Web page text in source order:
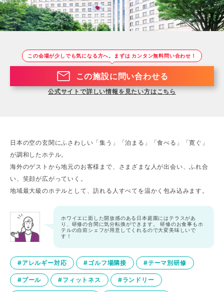
この会場が少しでも気になる方へ。まずは カンタン無料問い合わせ！
この施設に問い合わせる
公式サイトで詳しい情報を見たい方はこちら
日本の空の玄関にふさわしい「集う」「泊まる」「食べる」「寛ぐ」
が調和したホテル。
海外のゲストから地元のお客様まで、さまざまな人が出会い、ふれ合
い、笑顔が広がっていく。
地域最大級のホテルとして、訪れる人すべてを温かく包み込みます。
ホワイエに面した開放感のある日本庭園にはテラスがあ
り、研修の合間に気分転換ができます。 研修のお食事もホ
テルの自前シェフが用意してくれるので大変美味しいで
す！
#アレルギー対応 #ゴルフ場隣接 #テーマ別研修
#プール #フィットネス #ランドリー